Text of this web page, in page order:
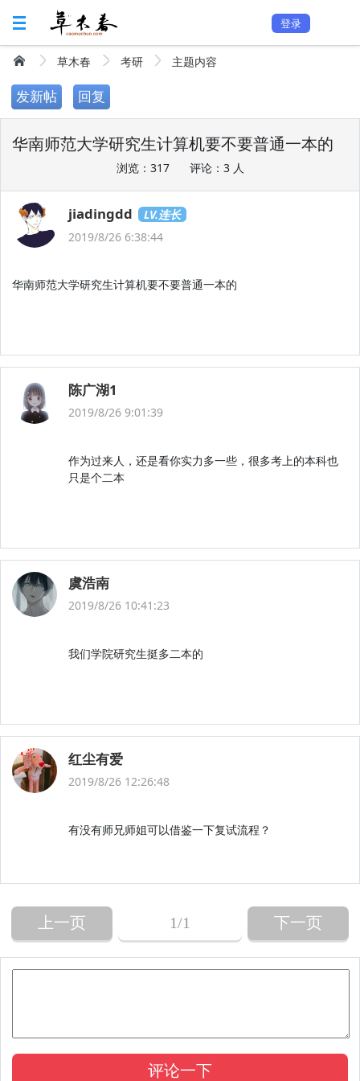
登录
草木春 考研 主题内容
发新帖 回复
华南师范大学研究生计算机要不要普通一本的
浏览：317 评论：3 人
jiadingdd
LV.连长
2019/8/26 6:38:44
华南师范大学研究生计算机要不要普通一本的
陈广湖1
2019/8/26 9:01:39
作为过来人，还是看你实力多一些，很多考上的本科也
只是个二本
虞浩南
2019/8/26 10:41:23
我们学院研究生挺多二本的
红尘有爱
2019/8/26 12:26:48
有没有师兄师姐可以借鉴一下复试流程？
上一页 1/1 下一页